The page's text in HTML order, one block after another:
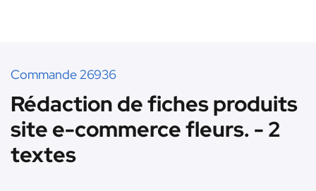
Commande 26936
Rédaction de fiches produits
site e-commerce fleurs. - 2
textes